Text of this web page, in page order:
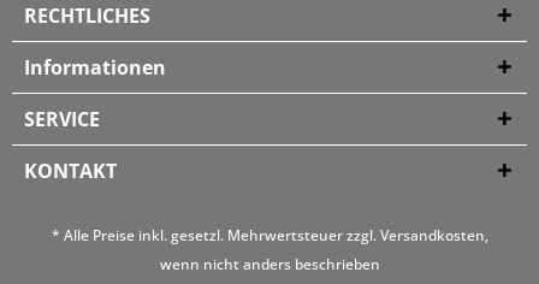
RECHTLICHES
Informationen
SERVICE
KONTAKT
* Alle Preise inkl. gesetzl. Mehrwertsteuer zzgl.Versandkosten,
wenn nicht anders beschrieben